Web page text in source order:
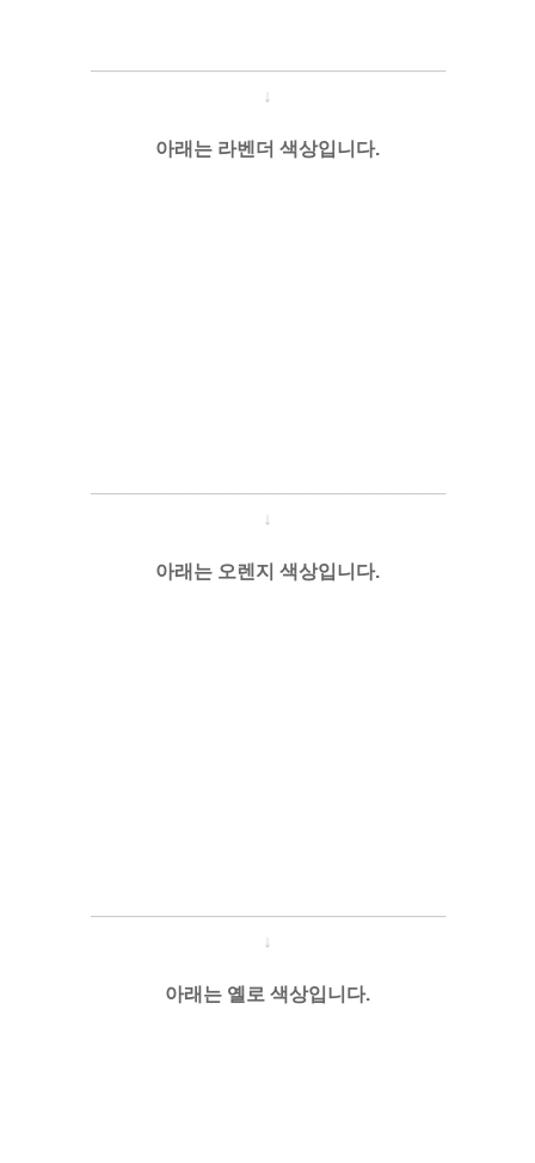
───────────────────────────
↓
아래는 라벤더 색상입니다.
───────────────────────────
↓
아래는 오렌지 색상입니다.
───────────────────────────
↓
아래는 옐로 색상입니다.